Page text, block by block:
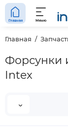
Главная Меню
Главная
Форсунки
Intex